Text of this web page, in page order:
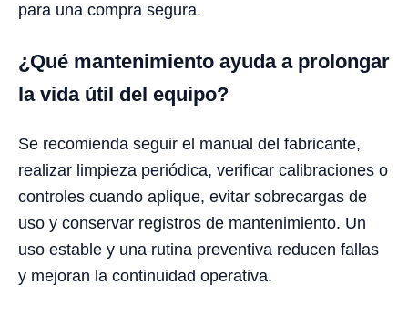
para una compra segura.
¿Qué mantenimiento ayuda a prolongar
la vida útil del equipo?
Se recomienda seguir el manual del fabricante,
realizar limpieza periódica, verificar calibraciones o
controles cuando aplique, evitar sobrecargas de
uso y conservar registros de mantenimiento. Un
uso estable y una rutina preventiva reducen fallas
y mejoran la continuidad operativa.